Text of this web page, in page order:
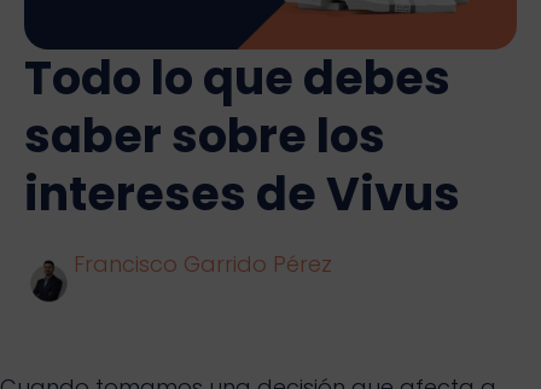
Todo lo que debes
saber sobre los
intereses de Vivus
Francisco Garrido Pérez